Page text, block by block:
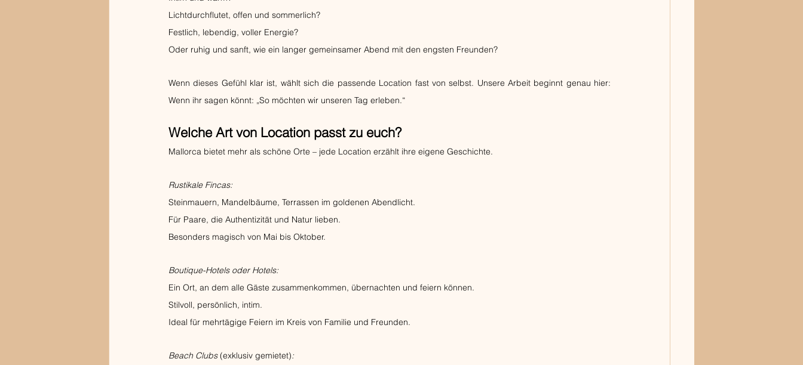
Lichtdurchflutet, offen und sommerlich?
Festlich, lebendig, voller Energie?
Oder ruhig und sanft, wie ein langer gemeinsamer Abend mit den engsten Freunden?
Wenn dieses Gefühl klar ist, wählt sich die passende Location fast von selbst. Unsere Arbeit beginnt genau hier:
Wenn ihr sagen könnt: „So möchten wir unseren Tag erleben.“
Welche Art von Location passt zu euch?
Mallorca bietet mehr als schöne Orte – jede Location erzählt ihre eigene Geschichte.
Rustikale Fincas:
Steinmauern, Mandelbäume, Terrassen im goldenen Abendlicht.
Für Paare, die Authentizität und Natur lieben.
Besonders magisch von Mai bis Oktober.
Boutique-Hotels oder Hotels:
Ein Ort, an dem alle Gäste zusammenkommen, übernachten und feiern können.
Stilvoll, persönlich, intim.
Ideal für mehrtägige Feiern im Kreis von Familie und Freunden.
Beach Clubs (exklusiv gemietet):